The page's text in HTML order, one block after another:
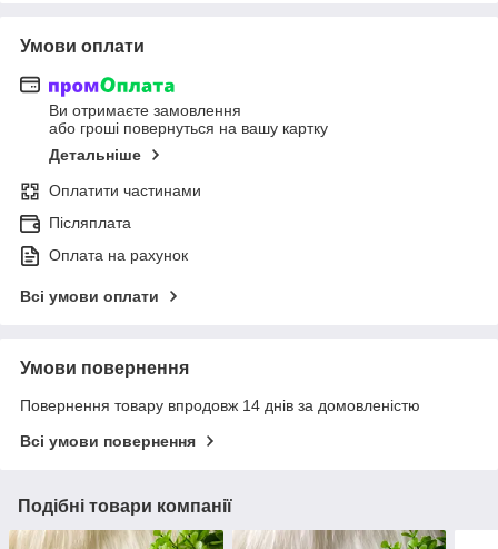
Умови оплати
Ви отримаєте замовлення
або гроші повернуться на вашу картку
Детальніше
Оплатити частинами
Післяплата
Оплата на рахунок
Всі умови оплати
Умови повернення
Повернення товару впродовж 14 днів за домовленістю
Всі умови повернення
Подібні товари компанії